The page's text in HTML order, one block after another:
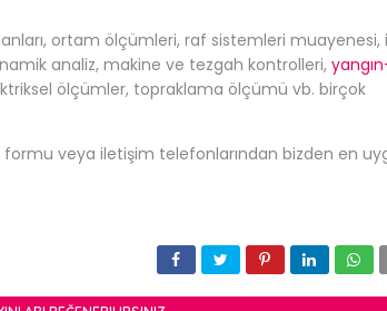
ortam ölçümleri, raf sistemleri muayenesi,
analiz, makine ve tezgah kontrolleri,
ölçümler, topraklama ölçümü vb. birçok
veya iletişim telefonlarından bizden en